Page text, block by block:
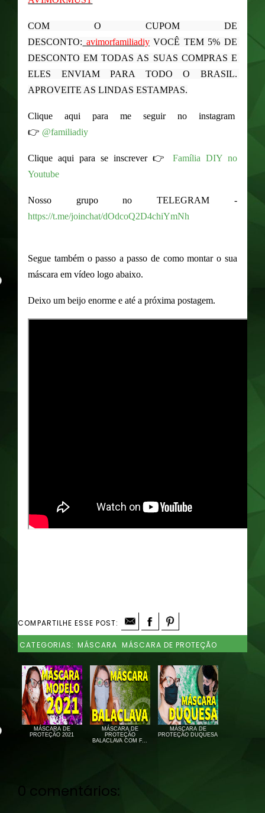
COM O CUPOM DE
DESCONTO: avimorfamiliadiy VOCÊ TEM 5% DE
DESCONTO EM TODAS AS SUAS COMPRAS E
ELES ENVIAM PARA TODO O BRASIL.
APROVEITE AS LINDAS ESTAMPAS.
Clique aqui para me seguir no instagram
👉 @familiadiy
Clique aqui para se inscrever 👉 Família DIY no
Youtube
Nosso grupo no TELEGRAM -
https://t.me/joinchat/dOdcoQ2D4chiYmNh
Segue também o passo a passo de como montar o sua
máscara em vídeo logo abaixo.
Deixo um beijo enorme e até a próxima postagem.
COMPARTILHE ESSE POST:
CATEGORIAS: MÁSCARA MÁSCARA DE PROTEÇÃO
MÁSCARA DE
PROTEÇÃO 2021
MÁSCARA DE
PROTEÇÃO
BALACLAVA COM F...
MÁSCARA DE
PROTEÇÃO DUQUESA
0 comentários: